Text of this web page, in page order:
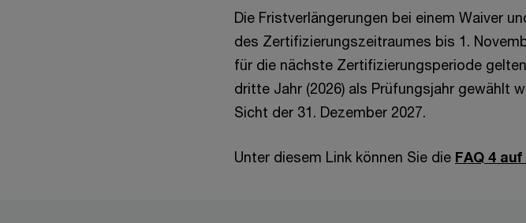
Die Fristverlängerungen bei einem Waiver
des Zertifizierungszeitraumes bis 1.
für die nächste Zertifizierungsperiode
dritte Jahr (2026) als Prüfungsjahr gewählt
Sicht der 31. Dezember 2027.
Unter diesem Link können Sie die FAQ 4